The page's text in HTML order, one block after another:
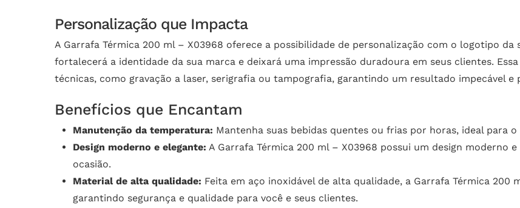
Personalização que Impacta
A Garrafa Térmica 200 ml – X03968 oferece a possibilidade de personalização com o logotipo
fortalecerá a identidade da sua marca e deixará uma impressão duradoura em seus clientes.
técnicas, como gravação a laser, serigrafia ou tampografia, garantindo um resultado impecável e
Benefícios que Encantam
Manutenção da temperatura: Mantenha suas bebidas quentes ou frias por horas, ideal para
Design moderno e elegante: A Garrafa Térmica 200 ml – X03968 possui um design moderno
ocasião.
Material de alta qualidade: Feita em aço inoxidável de alta qualidade, a Garrafa Térmica 200
garantindo segurança e qualidade para você e seus clientes.